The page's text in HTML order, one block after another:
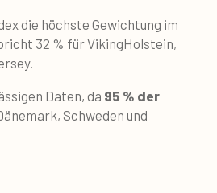
die höchste Gewichtung im
32 % für VikingHolstein,
Daten, da 95 % der
Schweden und